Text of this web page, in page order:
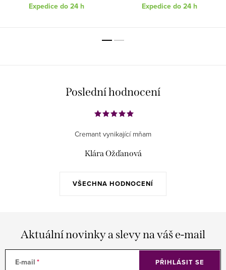
Expedice do 24 h Expedice do 24 h
Poslední hodnocení
VŠECHNA HODNOCENÍ
Cremant vynikající mňam
Klára Ožďanová
Aktuální novinky a slevy na váš e-mail
E-mail PŘIHLÁSIT SE